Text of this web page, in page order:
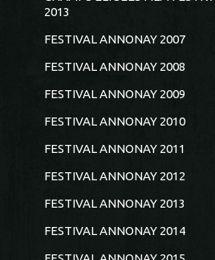
2013
FESTIVAL ANNONAY 2007
FESTIVAL ANNONAY 2008
FESTIVAL ANNONAY 2009
FESTIVAL ANNONAY 2010
FESTIVAL ANNONAY 2011
FESTIVAL ANNONAY 2012
FESTIVAL ANNONAY 2013
FESTIVAL ANNONAY 2014